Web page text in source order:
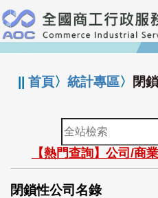
跳
到
主
要
:::
||首頁〉統計專區〉 閉
全
站
檢
索
【熱門查詢】公司/商
閉鎖性公司名錄